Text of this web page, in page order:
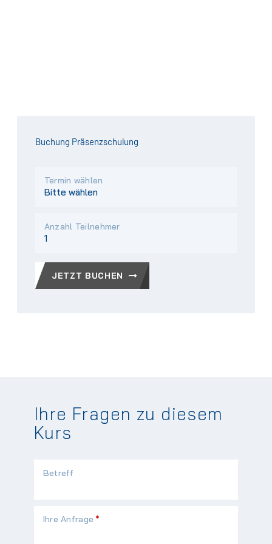
Buchung Präsenzschulung
Termin wählen
Anzahl Teilnehmer
JETZT BUCHEN
Ihre Fragen zu diesem
Kurs
Betreff
Pflichtfeld
Ihre Anfrage *